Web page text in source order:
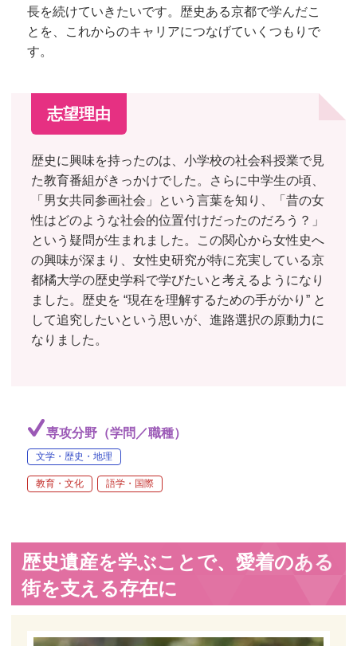
長を続けていきたいです。歴史ある京都で学んだこ
とを、これからのキャリアにつなげていくつもりで
す。
志望理由
歴史に興味を持ったのは、小学校の社会科授業で見
た教育番組がきっかけでした。さらに中学生の頃、
「男女共同参画社会」という言葉を知り、「昔の女
性はどのような社会的位置付けだったのだろう？」
という疑問が生まれました。この関心から女性史へ
の興味が深まり、女性史研究が特に充実している京
都橘大学の歴史学科で学びたいと考えるようになり
ました。歴史を “現在を理解するための手がかり” と
して追究したいという思いが、進路選択の原動力に
なりました。
専攻分野（学問／職種）
文学・歴史・地理
教育・文化 語学・国際
歴史遺産を学ぶことで、愛着のある
街を支える存在に